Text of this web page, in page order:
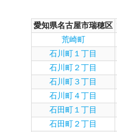
愛知県名古屋市瑞穂区
荒崎町
石川町１丁目
石川町２丁目
石川町３丁目
石川町４丁目
石田町１丁目
石田町２丁目